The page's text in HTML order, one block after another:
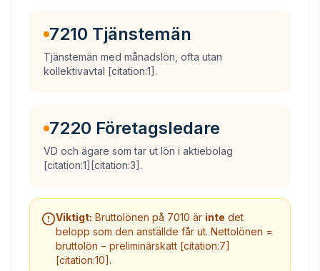
7210 Tjänstemän
Tjänstemän med månadslön, ofta utan
kollektivavtal [citation:1].
7220 Företagsledare
VD och ägare som tar ut lön i aktiebolag
[citation:1][citation:3].
Viktigt: Bruttolönen på 7010 är inte det
belopp som den anställde får ut. Nettolönen =
bruttolön − preliminärskatt [citation:7]
[citation:10].